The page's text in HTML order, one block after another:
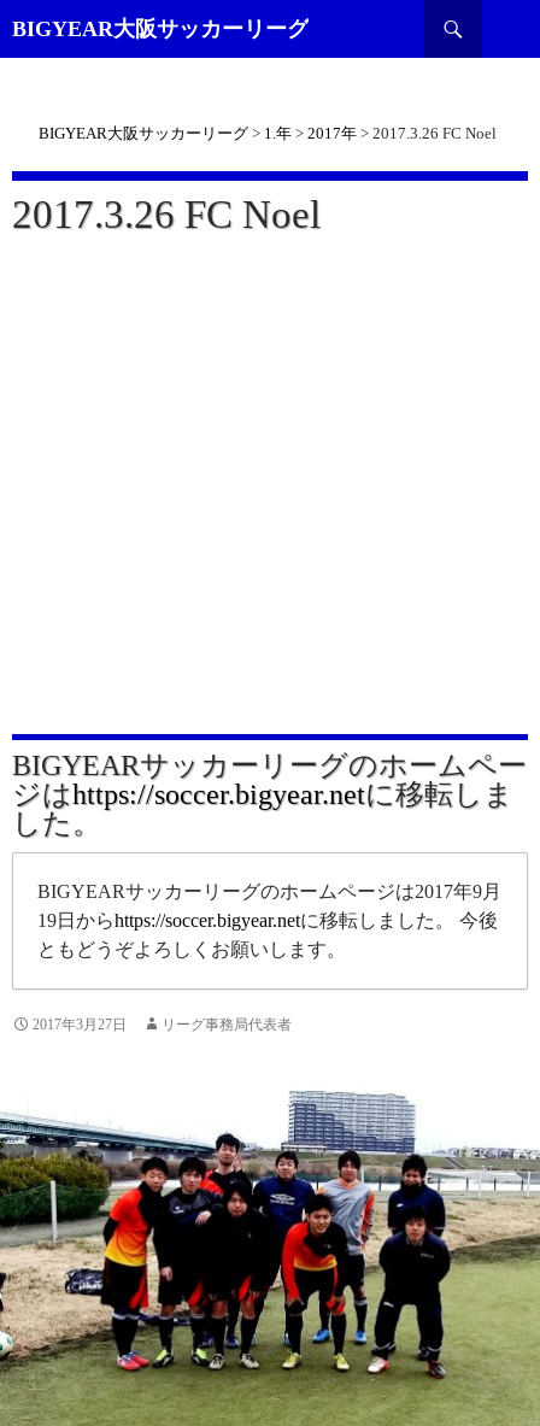
BIGYEAR大阪サッカーリーグ
索
BIGYEAR大阪サッカーリーグ > 1.年 > 2017年 > 2017.3.26 FC Noel
2017.3.26 FC Noel
BIGYEARサッカーリーグのホームペー
ジはhttps://soccer.bigyear.netに移転しま
した。
BIGYEARサッカーリーグのホームページは2017年9月
19日からhttps://soccer.bigyear.netに移転しました。 今後
ともどうぞよろしくお願いします。
2017年3月27日 リーグ事務局代表者